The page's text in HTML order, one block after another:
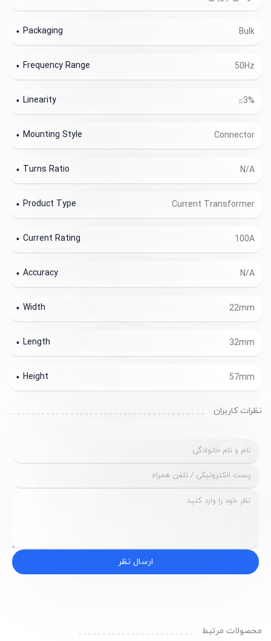
Bulk
Packaging
50Hz
Frequency Range
≤3%
Linearity
Connector
Mounting Style
N/A
Turns Ratio
Current Transformer
Product Type
100A
Current Rating
N/A
Accuracy
22mm
Width
32mm
Length
57mm
Height
نظرات کاربران
ارسال نظر
محصولات مرتبط